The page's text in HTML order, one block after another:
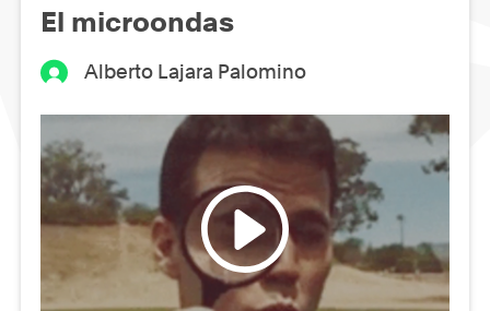
El microondas
Alberto Lajara Palomino